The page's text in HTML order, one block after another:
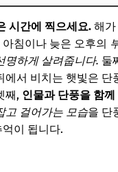
시간에 찍으세요. 해가
침이나 늦은 오후의
명하게 살려줍니다. 둘
에서 비치는 햇빛은 단
째, 인물과 단풍을 함
고 걸어가는 모습을 단
이 됩니다.